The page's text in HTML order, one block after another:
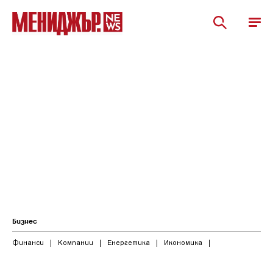
Бизнес
Финанси | Компании | Енергетика | Икономика |